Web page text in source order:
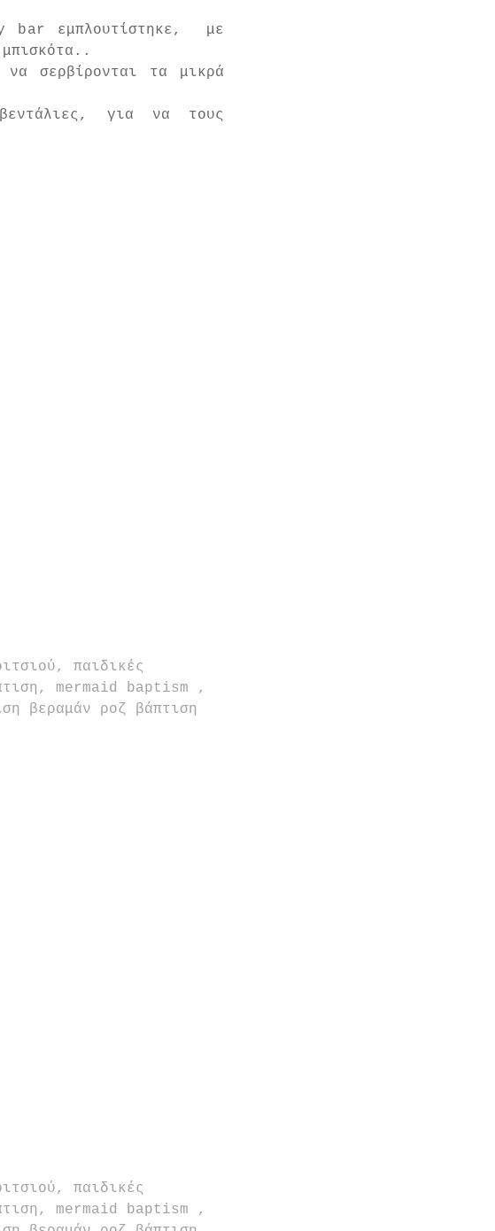
bar εμπλουτίστηκε,  με
μπισκότα..
σερβίρονται τα μικρά
για να τους
παιδικές
mermaid baptism ,
βεραμάν ροζ βάπτιση
παιδικές
mermaid baptism ,